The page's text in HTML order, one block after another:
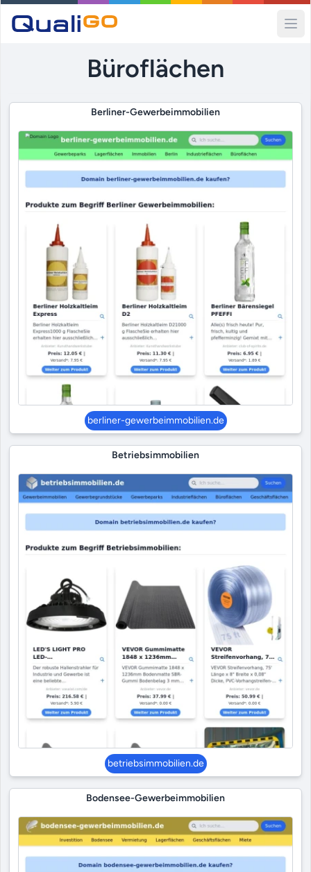
Büroflächen
Berliner-Gewerbeimmobilien
berliner-gewerbeimmobilien.de
Betriebsimmobilien
betriebsimmobilien.de
Bodensee-Gewerbeimmobilien